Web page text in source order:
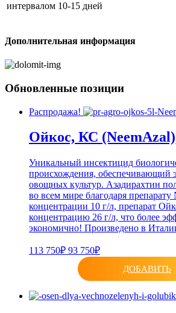
интервалом 10-15 дней
Дополнительная информация
Обновленные позиции
Распродажа!
Ойкос, КС
Уникальный инсектицид
происхождения, обеспечивающий
овощных культур. Азадирахтин
во всем мире благодаря препарату
концентрации 10 г/л, препарат
концентрацию 26 г/л, что более
экономично! Произведено в
113 750₽ 93 750₽
ДОБАВИТЬ